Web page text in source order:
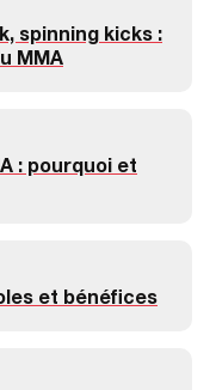
spinning kicks :
MMA
: pourquoi et
et bénéfices